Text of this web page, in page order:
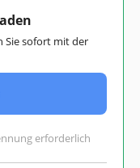
Sie sofort mit der
erforderlich